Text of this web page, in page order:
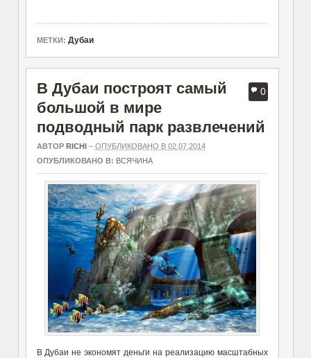
МЕТКИ: Дубаи
0
В Дубаи построят самый
большой в мире
подводный парк развлечений
АВТОР RICHI – ОПУБЛИКОВАНО В 02.07.2014
ОПУБЛИКОВАНО В: ВСЯЧИНА
В Дубаи не экономят деньги на реализацию масштабных